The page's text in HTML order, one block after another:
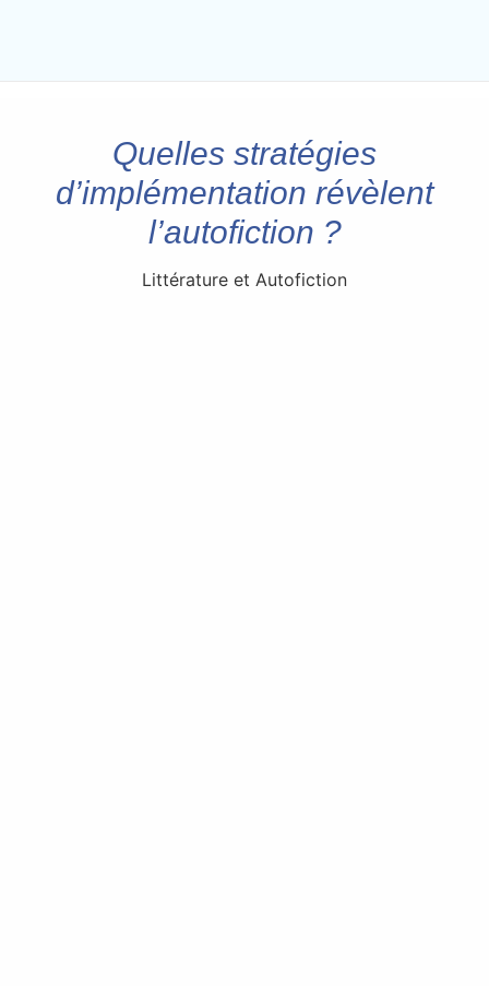
Quelles stratégies
d’implémentation révèlent
l’autofiction ?
Littérature et Autofiction